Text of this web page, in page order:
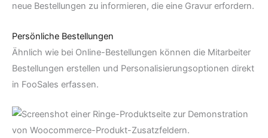
neue Bestellungen zu informieren, die eine Gravur erfordern.
Persönliche Bestellungen
Ähnlich wie bei Online-Bestellungen können die Mitarbeiter
Bestellungen erstellen und Personalisierungsoptionen direkt
in FooSales erfassen.